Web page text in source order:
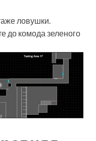
ловушки.
до комода зеленого